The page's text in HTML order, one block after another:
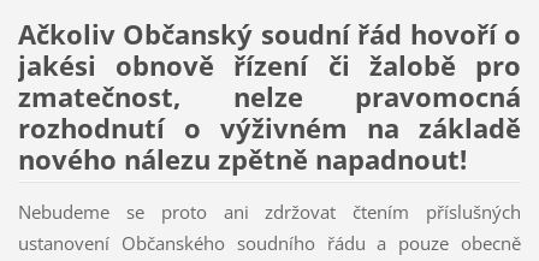
Ačkoliv Občanský soudní řád hovoří o
jakési obnově řízení či žalobě pro
zmatečnost, nelze pravomocná
rozhodnutí o výživném na základě
nového nálezu zpětně napadnout!
Nebudeme se proto ani zdržovat čtením příslušných
ustanovení Občanského soudního řádu a pouze obecně